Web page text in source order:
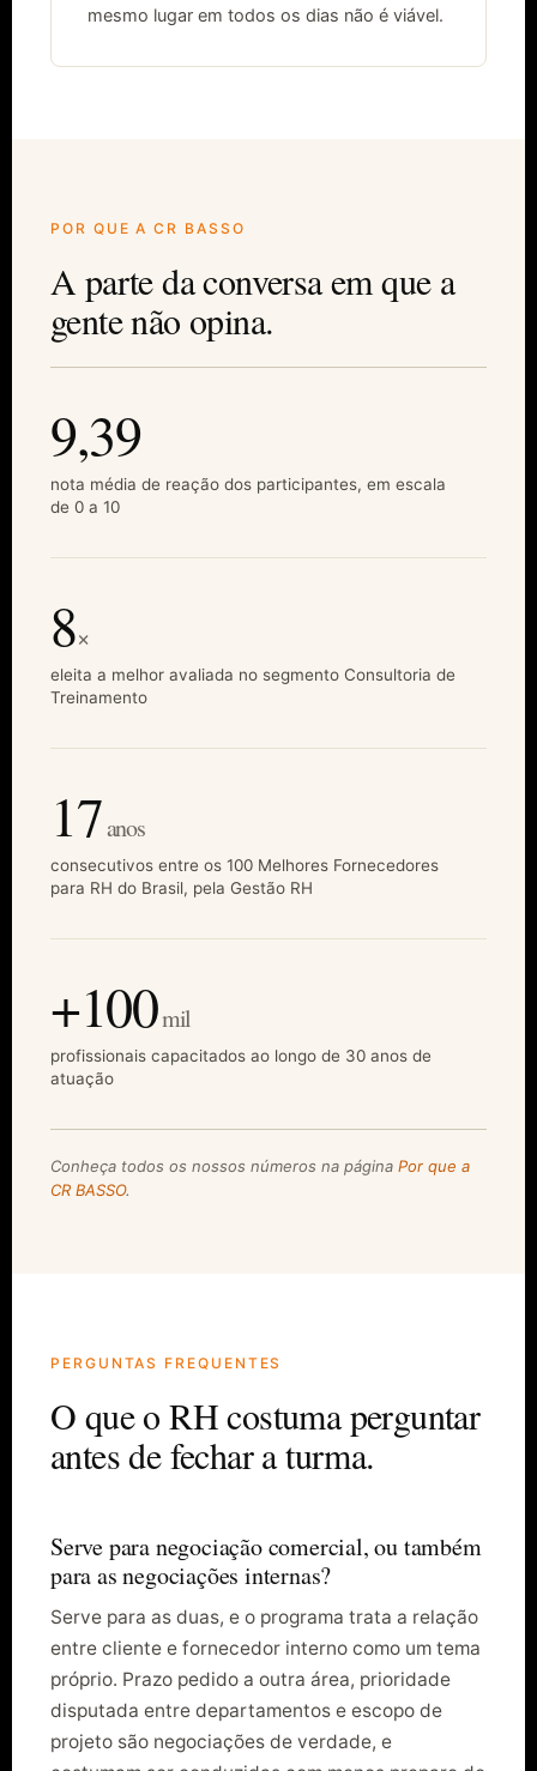
mesmo lugar em todos os dias não é viável.
POR QUE A CR BASSO
A parte da conversa em que a
gente não opina.
9,39
nota média de reação dos participantes, em escala
de 0 a 10
8×
eleita a melhor avaliada no segmento Consultoria de
Treinamento
17anos
consecutivos entre os 100 Melhores Fornecedores
para RH do Brasil, pela Gestão RH
+100mil
profissionais capacitados ao longo de 30 anos de
atuação
Conheça todos os nossos números na página Por que a
CR BASSO.
PERGUNTAS FREQUENTES
O que o RH costuma perguntar
antes de fechar a turma.
Serve para negociação comercial, ou também
para as negociações internas?
Serve para as duas, e o programa trata a relação
entre cliente e fornecedor interno como um tema
próprio. Prazo pedido a outra área, prioridade
disputada entre departamentos e escopo de
projeto são negociações de verdade, e